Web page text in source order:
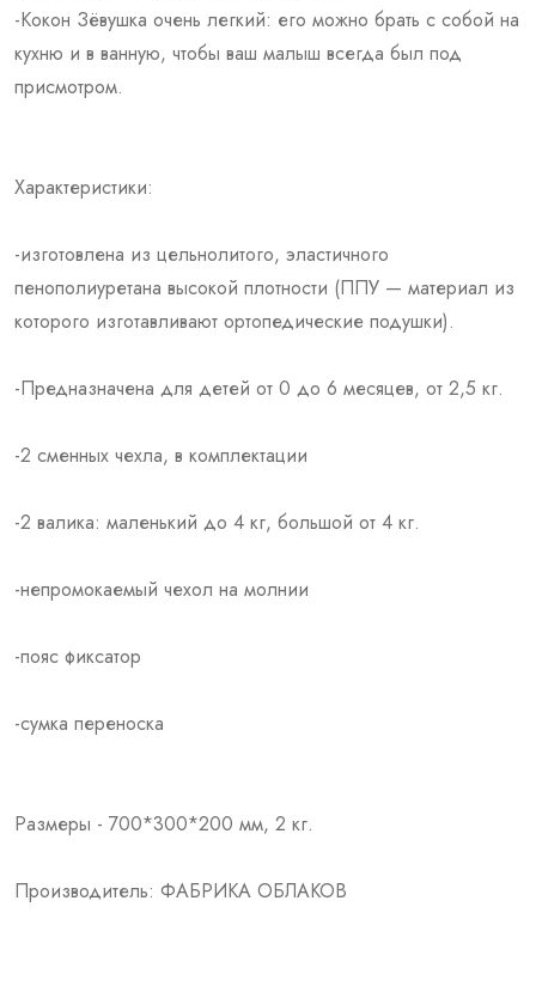
-Кокон Зёвушка очень легкий: его можно брать с собой на
кухню и в ванную, чтобы ваш малыш всегда был под
присмотром.
Характеристики:
-изготовлена из цельнолитого, эластичного
пенополиуретана высокой плотности (ППУ — материал из
которого изготавливают ортопедические подушки).
-Предназначена для детей от 0 до 6 месяцев, от 2,5 кг.
-2 сменных чехла, в комплектации
-2 валика: маленький до 4 кг, большой от 4 кг.
-непромокаемый чехол на молнии
-пояс фиксатор
-сумка переноска
Размеры - 700*300*200 мм, 2 кг.
Производитель: ФАБРИКА ОБЛАКОВ